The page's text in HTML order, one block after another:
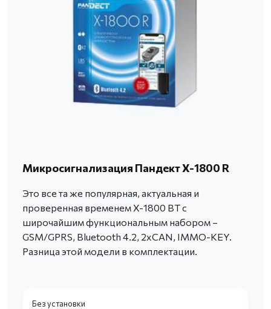
Микросигнализация Пандект X-1800 R
Это все та же популярная, актуальная и
проверенная временем X-1800 BT с
широчайшим функциональным набором –
GSM/GPRS, Bluetooth 4.2, 2xCAN, IMMO-KEY.
Разница этой модели в комплектации.
Без установки